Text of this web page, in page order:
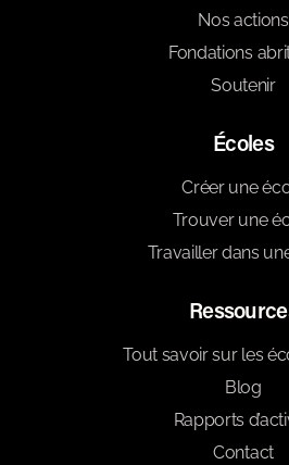
Nos actions
Fondations
Soutenir
Écoles
Créer une
Trouver une
Travailler dans
Tout savoir sur les
Blog
Rapports
Contact